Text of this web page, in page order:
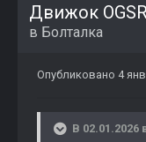
Движок
в Болталка
Опубликовано 4
В 02.01.2026